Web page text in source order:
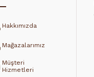
Hakkımızda
Mağazalarımız
Müşteri
Hizmetleri